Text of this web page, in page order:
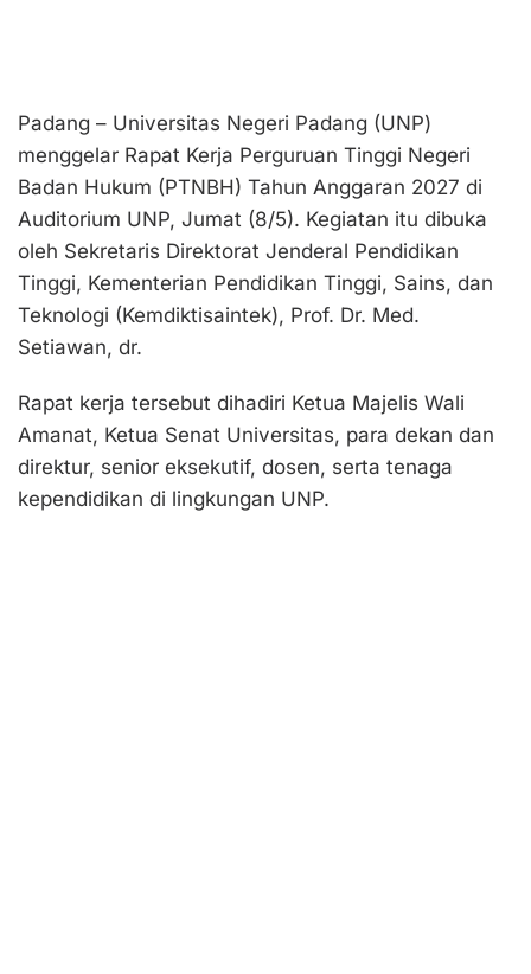
Padang – Universitas Negeri Padang (UNP)
menggelar Rapat Kerja Perguruan Tinggi Negeri
Badan Hukum (PTNBH) Tahun Anggaran 2027 di
Auditorium UNP, Jumat (8/5). Kegiatan itu dibuka
oleh Sekretaris Direktorat Jenderal Pendidikan
Tinggi, Kementerian Pendidikan Tinggi, Sains, dan
Teknologi (Kemdiktisaintek), Prof. Dr. Med.
Setiawan, dr.
Rapat kerja tersebut dihadiri Ketua Majelis Wali
Amanat, Ketua Senat Universitas, para dekan dan
direktur, senior eksekutif, dosen, serta tenaga
kependidikan di lingkungan UNP.